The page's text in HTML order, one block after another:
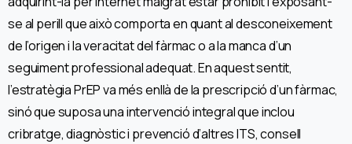
se al perill que això comporta en quant al desconeixement
de l’origen i la veracitat del fàrmac o a la manca d’un
seguiment professional adequat. En aquest sentit,
l’estratègia PrEP va més enllà de la prescripció d’un fàrmac,
sinó que suposa una intervenció integral que inclou
cribratge, diagnòstic i prevenció d’altres ITS, consell